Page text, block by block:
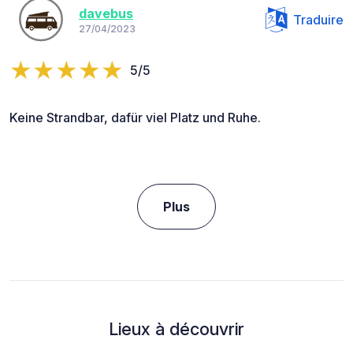
davebus
27/04/2023
Traduire
5/5
Keine Strandbar, dafür viel Platz und Ruhe.
Plus
Lieux à découvrir